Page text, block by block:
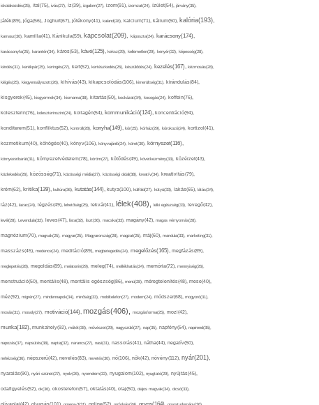
iskolakezdés(25), ital(75), ivás(27), íz(39), izgalom(27), izom(91), izomzat(24), ízület(54), járvány(35),
játék(89), jóga(56), Joghurt(67), jótékony(41), kaland(28), kalcium(71), kálium(50), kalória(193),
kamasz(30), kamilla(41), Kánikula(59), kapcsolat(209), káposzta(24), karácsony(174),
karácsonyfa(25), karantén(34), káros(53), kávé(125), keksz(29), kellemetlen(29), kenyér(32), képesség(28),
kérdés(31), kerékpár(25), keringés(27), kert(52), kertészkedés(26), készülődés(24), kezelés(167), kézmosás(28),
kiégés(25), kiegyensúlyozott(26), kihívás(43), kikapcsolódás(106), kimerültség(31), kirándulás(84),
kisgyerek(45), kisgyermek(34), kismama(38), kitartás(50), kockázat(34), kocogás(24), koffein(76),
koleszterin(76), koleszterinszint(24), kollagén(54), kommunikáció(124), koncentráció(94),
konditerem(51), konfliktus(52), kontroll(28), konyha(149), kór(25), kórház(29), kórokozó(24), kortizol(41),
kozmetikum(40), köhögés(40), könyv(106), könyvajánló(24), köret(30), környezet(116),
környezetbarát(31), környezetvédelem(78), köröm(27), kötődés(49), következmény(33), közérzet(43),
közlekedés(26), közösség(71), közösségi média(27), közösségi oldal(38), kreatív(34), kreativitás(79),
krém(62), kritika(139), kultúra(36), kutatás(144), kutya(100), külföld(27), kütyü(33), lakás(65), látás(34),
láz(42), lazac(24), légzés(49), lehetőség(25), lekvár(41), lélek(408), lelki egészség(33), levegő(42),
levél(28), Levendula(32), leves(47), lista(32), liszt(36), macska(33), magány(42), magas vérnyomás(28),
magnézium(70), magvak(25), magyar(25), Magyarország(28), magzat(25), máj(60), mandula(33), marketing(31),
masszázs(45), medence(24), meditáció(89), megbetegedés(24), megelőzés(165), megfázás(89),
meglepetés(28), megoldás(89), melatonin(29), meleg(74), mellékhatás(24), memória(72), mennyiség(26),
menstruáció(50), mentális(48), mentális egészség(86), menü(28), méregtelenítés(48), mese(40),
méz(92), migrén(27), mindennapok(34), minőség(33), mobiltelefon(27), modern(24), módszer(68), mogyoró(31),
mosás(31), mosoly(27), motiváció(144), mozgás(406), mozgásforma(25), mozi(42),
munka(182), munkahely(92), műtét(38), művészet(29), nagyszülő(27), nap(35), napfény(54), napirend(35),
napozás(37), napsütés(38), naptej(32), narancs(27), nasi(31), nassolás(41), nátha(44), negatív(50),
nehézség(36), népszerű(42), nevelés(83), nevetés(30), nő(106), nők(42), növény(112), nyár(201),
nyaralás(90), nyári szünet(27), nyelv(26), nyomelem(33), nyugalom(102), nyugtató(29), nyújtás(45),
odafigyelés(52), ok(36), okostelefon(57), oktatás(40), olaj(50), olajos magvak(34), olcsó(33),